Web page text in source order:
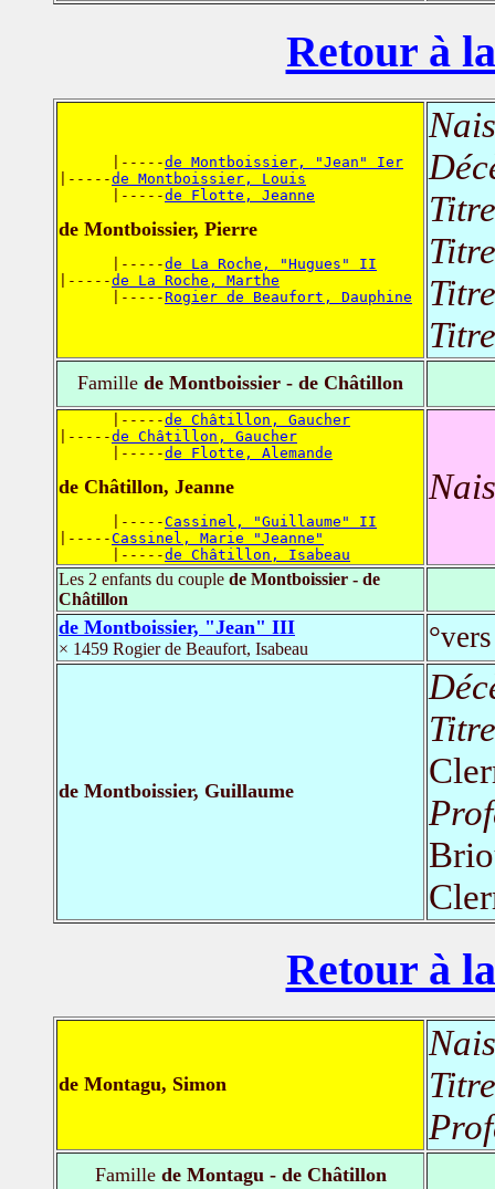
Retour à
      |-----
de Montboissier, "Jean" Ier
|-----de Montboissier, Louis
      |-----
de Flotte, Jeanne
de Montboissier, Pierre
      |-----
de La Roche, "Hugues" II
|-----de La Roche, Marthe
      |-----
Rogier de Beaufort, Dauphine
Famille de Montboissier - de Châtillon
      |-----
de Châtillon, Gaucher
|-----de Châtillon, Gaucher
      |-----
de Flotte, Alemande
de Châtillon, Jeanne
      |-----
Cassinel, "Guillaume" II
|-----Cassinel, Marie "Jeanne"
      |-----
de Châtillon, Isabeau
Les 2 enfants du couple de Montboissier - de
Châtillon
de Montboissier, "Jean" III
× 1459 Rogier de Beaufort, Isabeau
de Montboissier, Guillaume
Retour à
de Montagu, Simon
Famillede Montagu - de Châtillon